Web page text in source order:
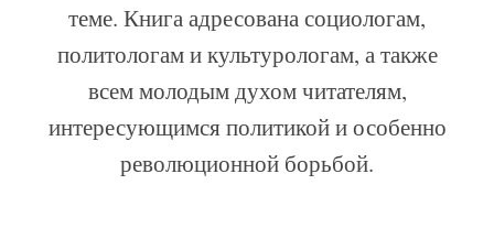
теме. Книга адресована социологам,
политологам и культурологам, а также
всем молодым духом читателям,
интересующимся политикой и особенно
революционной борьбой.